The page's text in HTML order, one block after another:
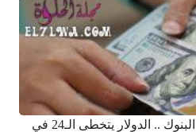
سعر الدولار اليوم في جميع البنوك .. الدولار يتخطى الـ24 في